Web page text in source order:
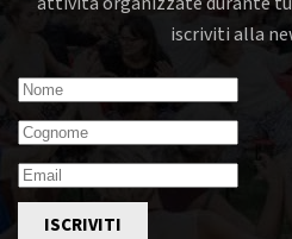
iscriviti alla
ISCRIVITI